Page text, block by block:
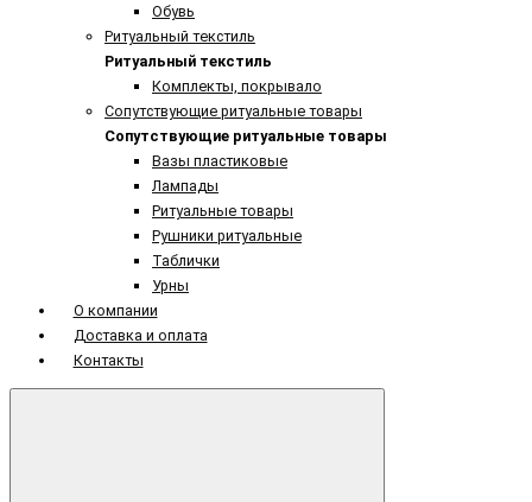
Обувь
Ритуальный текстиль
Ритуальный текстиль
Комплекты, покрывало
Сопутствующие ритуальные товары
Сопутствующие ритуальные товары
Вазы пластиковые
Лампады
Ритуальные товары
Рушники ритуальные
Таблички
Урны
О компании
Доставка и оплата
Контакты